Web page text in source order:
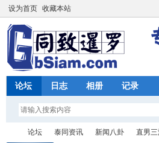
设为首页 收藏本站
论坛 日志 相册 记录
论坛 泰同资讯 新闻八卦 直男